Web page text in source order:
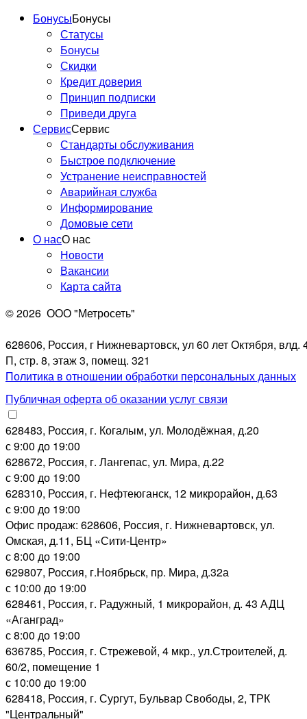
БонусыБонусы
Статусы
Бонусы
Скидки
Кредит доверия
Принцип подписки
Приведи друга
СервисСервис
Стандарты обслуживания
Быстрое подключение
Устранение неисправностей
Аварийная служба
Информирование
Домовые сети
О насО нас
Новости
Вакансии
Карта сайта
© 2026 ООО "Метросеть"
628606, Россия, г Нижневартовск, ул 60 лет Октября, влд.
П, стр. 8, этаж 3, помещ. 321
Политика в отношении обработки персональных данных
Публичная оферта об оказании услуг связи
628483, Россия, г. Когалым, ул. Молодёжная, д.20
с 9:00 до 19:00
628672, Россия, г. Лангепас, ул. Мира, д.22
с 9:00 до 19:00
628310, Россия, г. Нефтеюганск, 12 микрорайон, д.63
с 9:00 до 19:00
Офис продаж: 628606, Россия, г. Нижневартовск, ул.
Омская, д.11, БЦ «Сити-Центр»
с 8:00 до 19:00
629807, Россия, г.Ноябрьск, пр. Мира, д.32а
с 10:00 до 19:00
628461, Россия, г. Радужный, 1 микрорайон, д. 43 АДЦ
«Аганград»
с 8:00 до 19:00
636785, Россия, г. Стрежевой, 4 мкр., ул.Строителей, д.
60/2, помещение 1
с 10:00 до 19:00
628418, Россия, г. Сургут, Бульвар Свободы, 2, ТРК
"Центральный"